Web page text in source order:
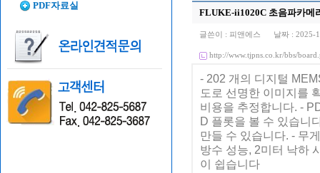
PDF자료실
FLUKE-ii1020C 초음파카메
글쓴이 : 피앤에스 날짜 : 2025-
http://www.tjpns.co.kr/bbs/
- 202 개의 디지털
도로 선명한 이미지를
비용을 추정합니다. -
D 플롯을 볼 수 있습니
만들 수 있습니다. - 무
방수 성능, 2미터 낙하
이 쉽습니다